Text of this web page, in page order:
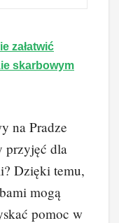
załatwić
skarbowym
na Pradze
przyjęć dla
Dzięki temu,
mogą
pomoc w